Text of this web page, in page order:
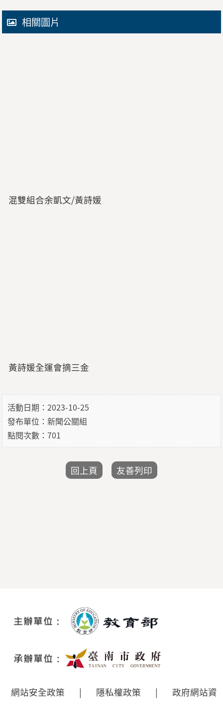
相關圖片
混雙組合余凱文/黃詩媛
黃詩媛全運會摘三金
活動日期：2023-10-25
發布單位：新聞公關組
點閱次數：701
網站安全政策 | 隱私權政策 | 政府網站資